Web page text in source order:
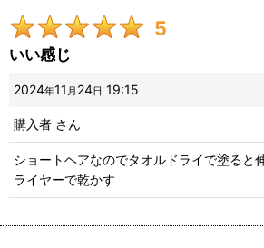
5
いい感じ
2024年11 月 24日 19:15
購入者 さん
ショートヘアなのでタオルドライで塗ると
ライヤーで乾かす